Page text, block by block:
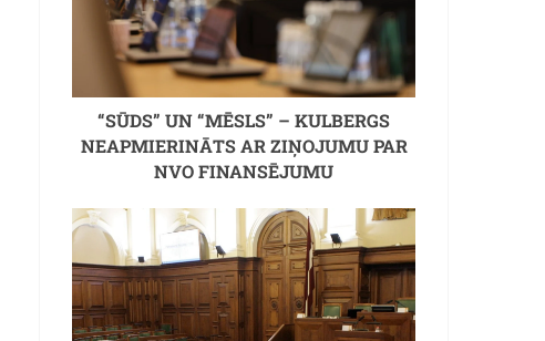
“SŪDS” UN “MĒSLS” – KULBERGS
NEAPMIERINĀTS AR ZIŅOJUMU PAR
NVO FINANSĒJUMU